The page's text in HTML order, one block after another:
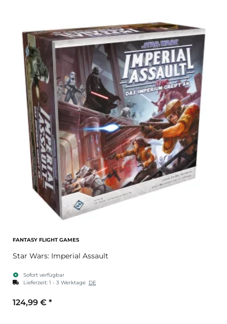
FANTASY FLIGHT GAMES
Star Wars: Imperial Assault
Sofort verfügbar
Lieferzeit: 1 - 3 Werktage DE
124,99 € *